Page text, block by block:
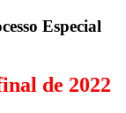
Especial
de 2022